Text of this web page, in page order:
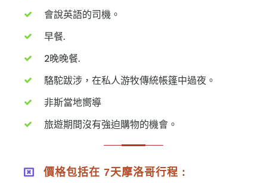
會說英語的司機。
早餐.
2晚晚餐.
駱駝跋涉，在私人游牧傳統帳篷中過夜。
非斯當地嚮導
旅遊期間沒有強迫購物的機會。
價格包括在 7天摩洛哥行程 :